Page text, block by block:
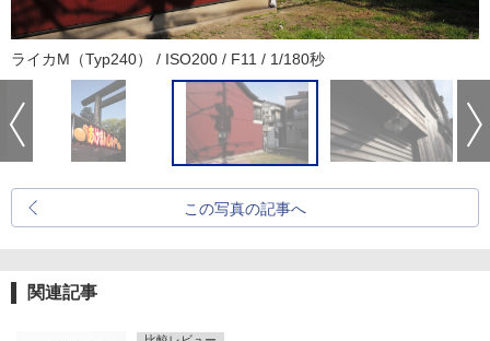
ライカM（Typ240） / ISO200 / F11 / 1/180秒
この写真の記事へ
関連記事